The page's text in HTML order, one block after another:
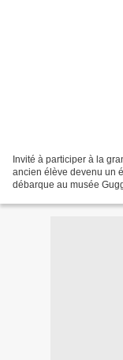
Invité à participer à la
ancien élève devenu un
débarque au musée